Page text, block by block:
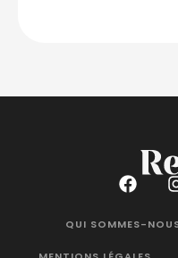
QUI SOMMES-